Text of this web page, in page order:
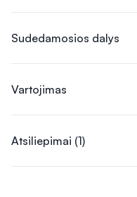
Sudedamosios dalys
Vartojimas
Atsiliepimai (1)